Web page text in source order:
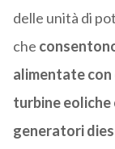
delle unità di
che
alimentate
turbine
generatori